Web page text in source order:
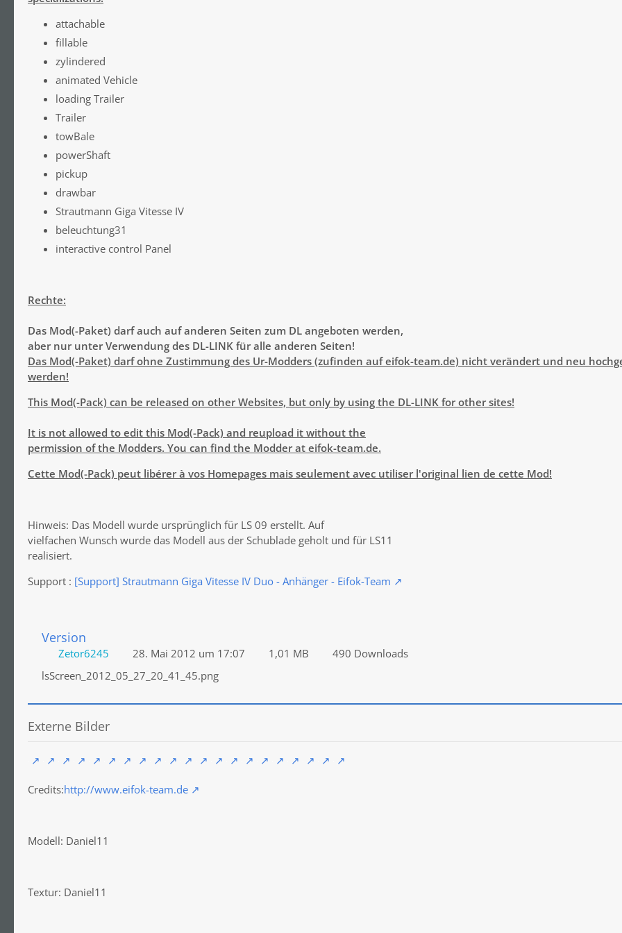
attachable
fillable
zylindered
animated Vehicle
loading Trailer
Trailer
towBale
powerShaft
pickup
drawbar
Strautmann Giga Vitesse IV
beleuchtung31
interactive control Panel
Rechte:
Das Mod(-Paket) darf auch auf anderen Seiten zum DL angeboten werden,
aber nur unter Verwendung des DL-LINK für alle anderen Seiten!
Das Mod(-Paket) darf ohne Zustimmung des Ur-Modders (zufinden auf eifok-team.de) nicht verändert und neu
werden!
This Mod(-Pack) can be released on other Websites, but only by using the DL-LINK for other sites!
It is not allowed to edit this Mod(-Pack) and reupload it without the
permission of the Modders. You can find the Modder at eifok-team.de.
Cette Mod(-Pack) peut libérer à vos Homepages mais seulement avec utiliser l'original lien de cette Mod!
Hinweis: Das Modell wurde ursprünglich für LS 09 erstellt. Auf
vielfachen Wunsch wurde das Modell aus der Schublade geholt und für LS11
realisiert.
Support : [Support] Strautmann Giga Vitesse IV Duo - Anhänger - Eifok-Team
Version
Zetor6245 28. Mai 2012 um 17:07 1,01 MB
490 Downloads
lsScreen_2012_05_27_20_41_45.png
Externe Bilder
Credits:http://www.eifok-team.de
Modell: Daniel11
Textur: Daniel11